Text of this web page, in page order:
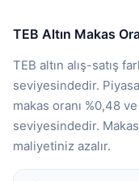
TEB Altın Makas
TEB altın alış-satış
seviyesindedir.
makas oranı %0,48
seviyesindedir. Makas
maliyetiniz azalır.